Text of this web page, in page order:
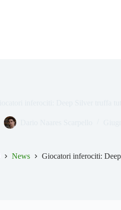
News Giocatori inferociti: